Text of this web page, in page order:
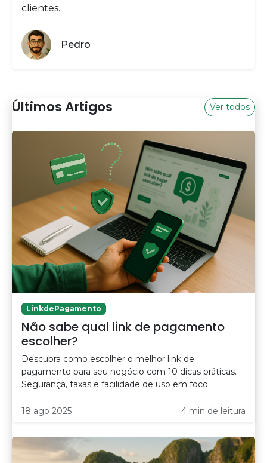
clientes.
Pedro
Últimos Artigos Ver todos
LinkdePagamento
Não sabe qual link de pagamento
escolher?
Descubra como escolher o melhor link de
pagamento para seu negócio com 10 dicas práticas.
Segurança, taxas e facilidade de uso em foco.
18 ago 2025 4 min de leitura